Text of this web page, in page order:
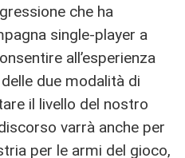
che ha
single-player a
all’esperienza
due modalità di
il livello del nostro
varrà anche per
per le armi del gioco,